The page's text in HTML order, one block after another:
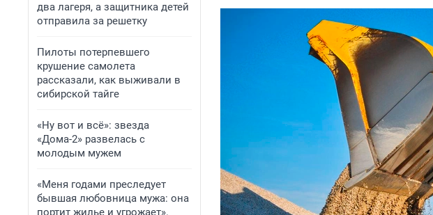
два лагеря, а защитника детей
отправила за решетку
Пилоты потерпевшего
крушение самолета
рассказали, как выживали в
сибирской тайге
«Ну вот и всё»: звезда
«Дома-2» развелась с
молодым мужем
«Меня годами преследует
бывшая любовница мужа: она
портит жилье и угрожает».